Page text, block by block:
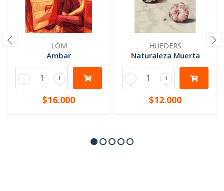
LOM
Ambar
+
-
$16.000
HUEDERS
Naturaleza Muerta
+
-
$12.000